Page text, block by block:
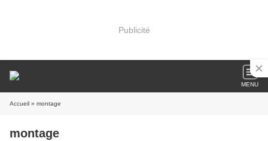
Publicité
MENU
Accueil » montage
montage